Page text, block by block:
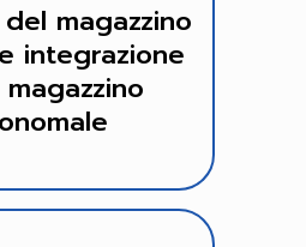
magazzino
integrazione